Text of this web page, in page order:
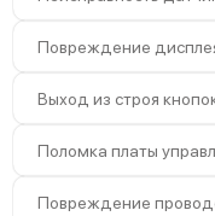
Повреждение
Выход из строя
Поломка платы
Повреждение